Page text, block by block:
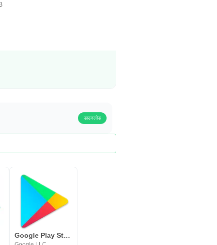
डाउनलोड
Google Play Store